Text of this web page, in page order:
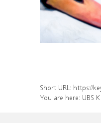
Short URL: https://
You are here: UBS